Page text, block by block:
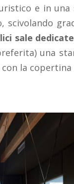
e in una
sale
una
la